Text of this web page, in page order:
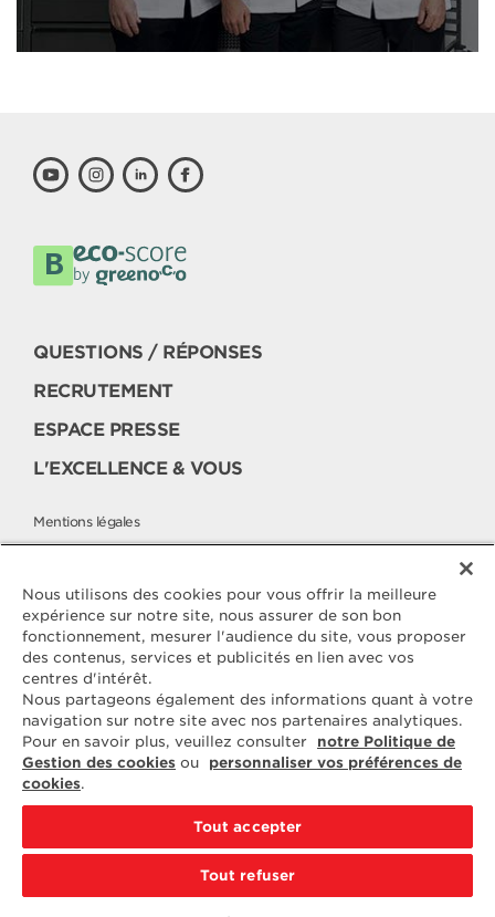
QUESTIONS / RÉPONSES
RECRUTEMENT
ESPACE PRESSE
L'EXCELLENCE & VOUS
Mentions légales
Politique de protection des données
Contactez
ELLE & VIRE
Pour toute question ou demande
d'information complémentaire,
nous sommes à votre disposition
ELVIR
50890 CONDÉ-SUR-VIRE
CONTACTEZ-NOUS
Nous utilisons des cookies pour vous offrir la meilleure
expérience sur notre site, nous assurer de son bon
fonctionnement, mesurer l'audience du site, vous proposer
des contenus, services et publicités en lien avec vos
centres d'intérêt.
Nous partageons également des informations quant à votre
navigation sur notre site avec nos partenaires analytiques.
Pour en savoir plus, veuillez consulter
notre Politique de
Gestion des cookies ou
personnaliser vos préférences de
cookies.
Tout accepter
Tout refuser